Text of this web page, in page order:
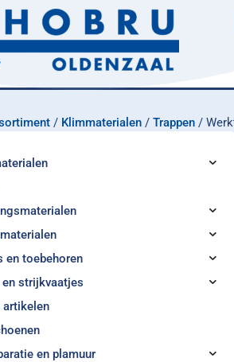
/ Klimmaterialen / Trappen /
en toebehoren
en strijkvaatjes
artikelen
en plamuur